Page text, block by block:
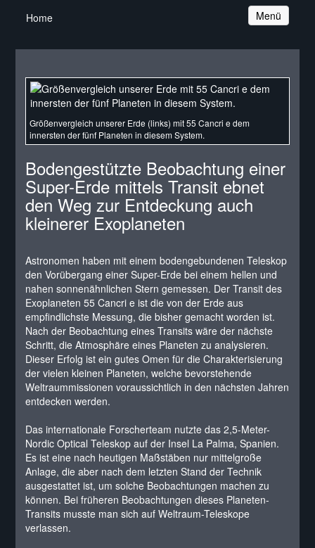
Navigation
Menü
Home
Größenvergleich unserer Erde (links) mit 55 Cancri e dem
innersten der fünf Planeten in diesem System.
Bodengestützte Beobachtung einer
Super-Erde mittels Transit ebnet
den Weg zur Entdeckung auch
kleinerer Exoplaneten
Astronomen haben mit einem bodengebundenen Teleskop
den Vorübergang einer Super-Erde bei einem hellen und
nahen sonnenähnlichen Stern gemessen. Der Transit des
Exoplaneten 55 Cancri e ist die von der Erde aus
empfindlichste Messung, die bisher gemacht worden ist.
Nach der Beobachtung eines Transits wäre der nächste
Schritt, die Atmosphäre eines Planeten zu analysieren.
Dieser Erfolg ist ein gutes Omen für die Charakterisierung
der vielen kleinen Planeten, welche bevorstehende
Weltraummissionen voraussichtlich in den nächsten Jahren
entdecken werden.
Das internationale Forscherteam nutzte das 2,5-Meter-
Nordic Optical Teleskop auf der Insel La Palma, Spanien.
Es ist eine nach heutigen Maßstäben nur mittelgroße
Anlage, die aber nach dem letzten Stand der Technik
ausgestattet ist, um solche Beobachtungen machen zu
können. Bei früheren Beobachtungen dieses Planeten-
Transits musste man sich auf Weltraum-Teleskope
verlassen.